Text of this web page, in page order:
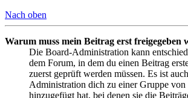
Nach oben
Warum muss mein Beitrag erst freigegeben
Die Board-Administration kann
dem Forum, in dem du einen Beitrag
zuerst geprüft werden müssen. Es ist
Administration dich zu einer Gruppe von
hinzugefügt hat, bei denen sie die